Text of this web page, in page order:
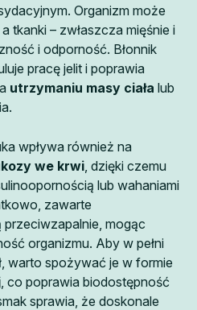
Organizm może
tkanki – zwłaszcza mięśnie i
i odporność. Błonnik
pracę jelit i poprawia
utrzymaniu masy ciała lub
wpływa również na
we krwi , dzięki czemu
lub wahaniami
zawarte
przeciwzapalnie, mogąc
organizmu. Aby w pełni
warto spożywać je w formie
, co poprawia biodostępność
sprawia, że doskonale